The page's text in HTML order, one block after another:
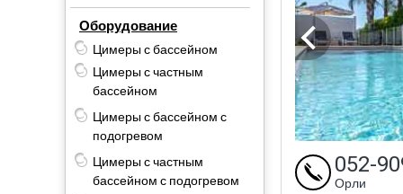
Оборудование
Цимеры с бассейном
Цимеры с частным
бассейном
Цимеры с бассейном с
подогревом
Цимеры с частным
бассейном с подогревом
052-
Орли